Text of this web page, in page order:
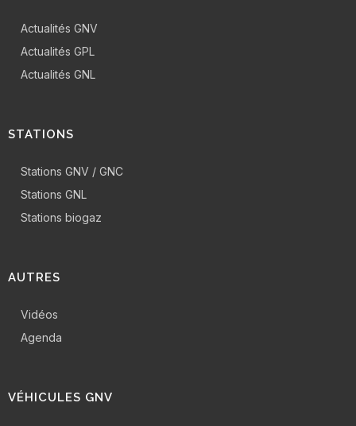
Actualités GNV
Actualités GPL
Actualités GNL
STATIONS
Stations GNV / GNC
Stations GNL
Stations biogaz
AUTRES
Vidéos
Agenda
VÉHICULES GNV